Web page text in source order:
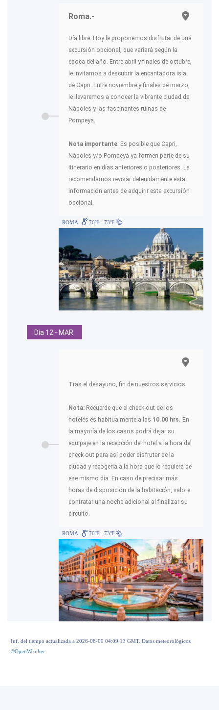
Roma.-
Día libre. Hoy le proponemos disfrutar de una
excursión opcional, que variará según la
época del año. Entre abril y finales de octubre,
le invitamos a descubrir la encantadora isla
de Capri. Entre noviembre y finales de marzo,
le llevaremos a conocer la vibrante ciudad de
Nápoles y las fascinantes ruinas de
Pompeya.
Nota importante: Es posible que Capri,
Nápoles y/o Pompeya ya formen parte de su
itinerario en días anteriores o posteriores. Le
recomendamos revisar detenidamente esta
información antes de adquirir esta excursión
opcional.
ROMA 70ºF - 73ºF
Día 12 - MAR.
Tras el desayuno, fin de nuestros servicios.
Nota: Recuerde que el check-out de los
hoteles es habitualmente a las 10.00 hrs. En
la mayoría de los casos podrá dejar su
equipaje en la recepción del hotel a la hora del
check-out para así poder disfrutar de la
ciudad y recogerla a la hora que lo requiera de
ese mismo día. En caso de precisar más
horas de disposición de la habitación, valore
contratar una noche adicional al finalizar su
circuito.
ROMA 70ºF - 73ºF
Inf. del tiempo actualizada a 2026-08-09 04:09:13 GMT. Datos meteorológicos
©OpenWeather